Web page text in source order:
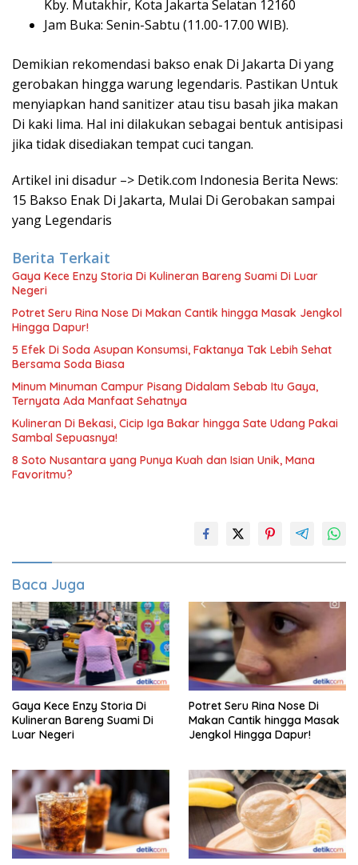
Kby. Mutakhir, Kota Jakarta Selatan 12160
Jam Buka: Senin-Sabtu (11.00-17.00 WIB).
Demikian rekomendasi bakso enak Di Jakarta Di yang
gerobakan hingga warung legendaris. Pastikan Untuk
menyiapkan hand sanitizer atau tisu basah jika makan
Di kaki lima. Hal ini dilakukan sebagai bentuk antisipasi
jika tidak disediakan tempat cuci tangan.
Artikel ini disadur –> Detik.com Indonesia Berita News:
15 Bakso Enak Di Jakarta, Mulai Di Gerobakan sampai
yang Legendaris
Berita Terkait
Gaya Kece Enzy Storia Di Kulineran Bareng Suami Di Luar
Negeri
Potret Seru Rina Nose Di Makan Cantik hingga Masak Jengkol
Hingga Dapur!
5 Efek Di Soda Asupan Konsumsi, Faktanya Tak Lebih Sehat
Bersama Soda Biasa
Minum Minuman Campur Pisang Didalam Sebab Itu Gaya,
Ternyata Ada Manfaat Sehatnya
Kulineran Di Bekasi, Cicip Iga Bakar hingga Sate Udang Pakai
Sambal Sepuasnya!
8 Soto Nusantara yang Punya Kuah dan Isian Unik, Mana
Favoritmu?
Baca Juga
Gaya Kece Enzy Storia Di
Kulineran Bareng Suami Di
Luar Negeri
Potret Seru Rina Nose Di
Makan Cantik hingga Masak
Jengkol Hingga Dapur!